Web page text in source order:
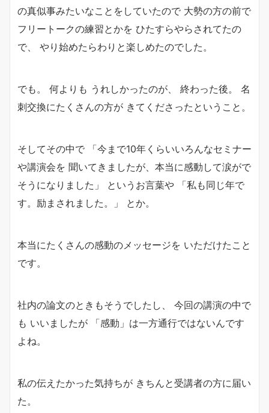
の真似事みたいなことをしていたので 大勢の方の前で
フリートークの練習とかを ひたすらやらされてたの
で、 やり始めたらわりと楽しめたのでした。
でも。 何よりも うれしかったのが、 終わった後。 名
刺交換にたくさんの方が きてくださったということ。
そしてその中で 「今まで10年くらいいろんなセミナー
や講演会を 聞いてきましたが、本当に感動して涙がで
そうになりました」 というお言葉や 「私も同じ年で
す。励まされました。」 とか。
本当にたくさんの感動のメッセージを いただけたこと
です。
社内の論文のときもそうでしたし、 今回の講演の中で
も いいましたが 「感動」は一方通行ではないんです
よね。
私の伝えたかった気持ちが きちんと受講者の方に届い
た。